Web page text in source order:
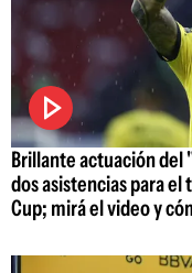
Brillante actuación del
dos asistencias para
Cup; mirá el video y